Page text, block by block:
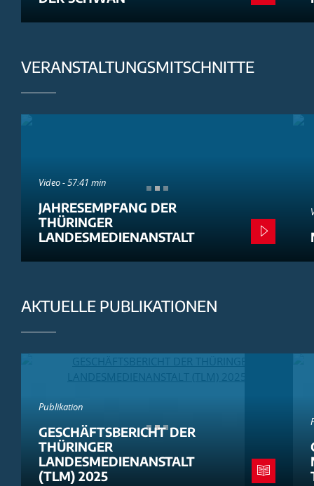
VERANSTALTUNGSMITSCHNITTE
Video - 57:41 min
JAHRESEMPFANG DER
THÜRINGER
LANDESMEDIENANSTALT
AKTUELLE PUBLIKATIONEN
Publikation
GESCHÄFTSBERICHT DER
THÜRINGER
LANDESMEDIENANSTALT
(TLM) 2025